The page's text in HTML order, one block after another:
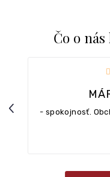
Čo o
Previous - spokojnosť.